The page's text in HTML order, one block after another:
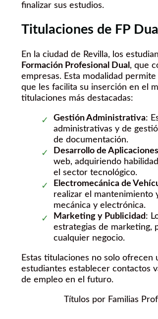
finalizar sus estudios.
Titulaciones de FP
En la ciudad de Revilla, los
Formación Profesional Dual , que
empresas. Esta modalidad
que les facilita su inserción en el
titulaciones más destacadas:
Gestión Administrativa:
administrativas y de
de documentación.
Desarrollo de
web, adquiriendo
el sector tecnológico.
Electromecánica de
realizar el mantenimiento
mecánica y electrónica.
Marketing y Publicidad :
estrategias de marketing,
cualquier negocio.
Estas titulaciones no solo
estudiantes establecer contactos
de empleo en el futuro.
Títulos por Familias